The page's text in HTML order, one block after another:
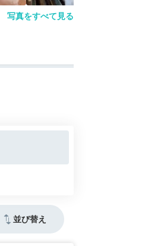
写真をすべて見る
並び替え